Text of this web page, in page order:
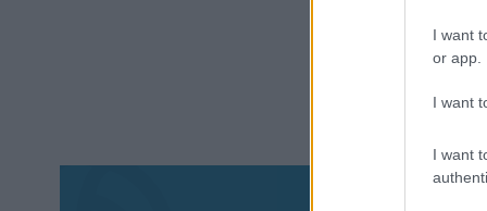
I want
or app.
I want
I want